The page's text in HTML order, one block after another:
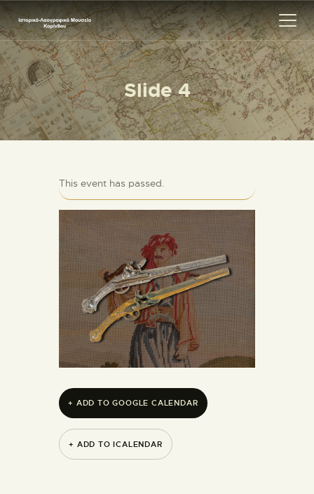
Slide 4
ΑΡΧΙΚΗ
ΕΚΘΕΣΗ
ΣΧΕΤΙΚΑ
This event has passed.
+ ADD TO GOOGLE CALENDAR
+ ADD TO ICALENDAR